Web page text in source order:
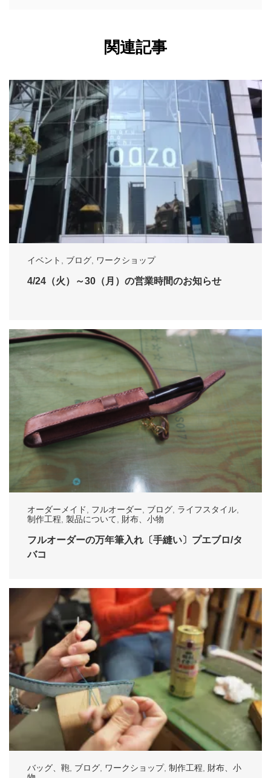
関連記事
イベント ブログ ワークショップ
4/24（火）～30（月）の営業時間のお知らせ
オーダーメイド フルオーダー ブログ ライフスタイル
制作工程 製品について 財布、小物
フルオーダーの万年筆入れ〔手縫い〕プエブロ/タ
バコ
バッグ、鞄, ブログ, ワークショップ, 制作工程, 財布、小